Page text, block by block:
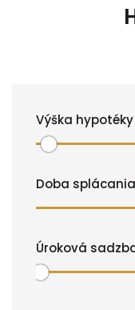
Výška hypotéky
Doba splácania
Úroková